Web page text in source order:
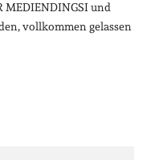
MEDIENDINGSI und
vollkommen gelassen